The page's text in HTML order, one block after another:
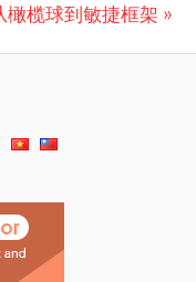
橄榄球到敏捷框架